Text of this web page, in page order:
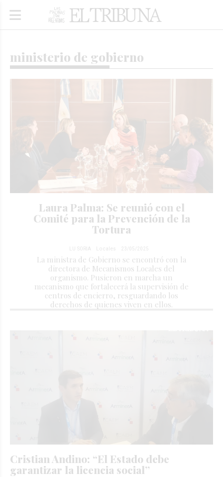
ministerio de gobierno
Laura Palma: Se reunió con el
Comité para la Prevención de la
Tortura
LU SORIA Locales 23/05/2025
La ministra de Gobierno se encontró con la
directora de Mecanismos Locales del
organismo. Pusieron en marcha un
mecanismo que fortalecerá la supervisión de
centros de encierro, resguardando los
derechos de quienes viven en ellos.
Cristian Andino: “El Estado debe
garantizar la licencia social”